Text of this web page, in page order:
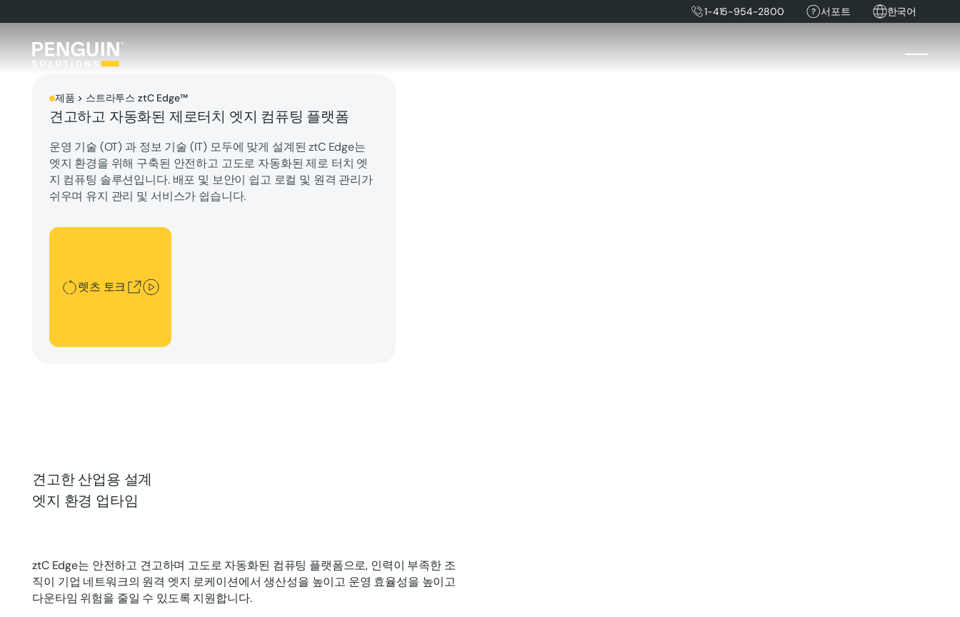
1-415-954-2800 서포트 한국어
제품 > 스트라투스 ztC Edge™
견고하고 자동화된 제로터치 엣지 컴퓨팅 플랫폼
운영 기술 (OT) 과 정보 기술 (IT) 모두에 맞게 설계된 ztC Edge는
엣지 환경을 위해 구축된 안전하고 고도로 자동화된 제로 터치 엣
지 컴퓨팅 솔루션입니다. 배포 및 보안이 쉽고 로컬 및 원격 관리가
쉬우며 유지 관리 및 서비스가 쉽습니다.
렛츠 토크
렛츠 토크
견고한 산업용 설계
엣지 환경 업타임
ztC Edge는 안전하고 견고하며 고도로 자동화된 컴퓨팅 플랫폼으로, 인력이 부족한 조
직이 기업 네트워크의 원격 엣지 로케이션에서 생산성을 높이고 운영 효율성을 높이고
다운타임 위험을 줄일 수 있도록 지원합니다.